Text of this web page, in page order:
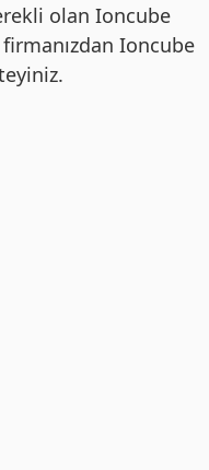
olan Ioncube
Ioncube